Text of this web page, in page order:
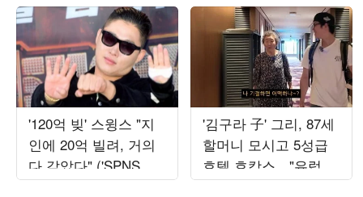
'120억 빚' 스윙스 "지
인에 20억 빌려, 거의
다 갚았다" ('SPNS
TV')
'김구라 子' 그리, 87세
할머니 모시고 5성급
호텔 호캉스…"유럽도
보내드릴게"